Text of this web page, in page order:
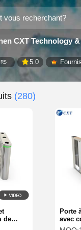
CXT Technology
5.0
(280)
de
avec
Porte
avec